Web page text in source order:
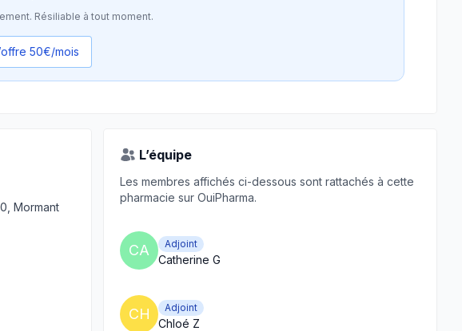
Résiliable à tout moment.
50€/mois
Mormant
L’équipe
Les membres affichés ci-dessous sont rattachés à cette
pharmacie sur OuiPharma.
CA Adjoint
Catherine G
CH Adjoint
Chloé Z